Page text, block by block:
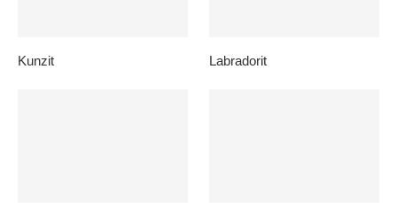
Kunzit Labradorit